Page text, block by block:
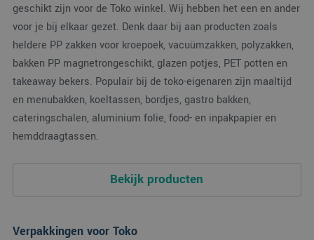
geschikt zijn voor de Toko winkel. Wij hebben het een en ander
voor je bij elkaar gezet. Denk daar bij aan producten zoals
heldere PP zakken voor kroepoek, vacuümzakken, polyzakken,
bakken PP magnetrongeschikt, glazen potjes, PET potten en
takeaway bekers. Populair bij de toko-eigenaren zijn maaltijd
en menubakken, koeltassen, bordjes, gastro bakken,
cateringschalen, aluminium folie, food- en inpakpapier en
hemddraagtassen.
Bekijk producten
Verpakkingen voor Toko